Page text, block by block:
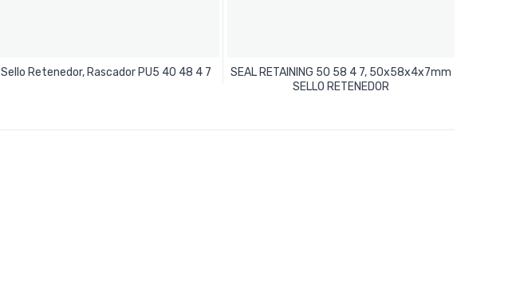
Sello Retenedor, Rascador PU5 40 48 4 7
Leer Más
SEAL RETAINING 50 58 4 7, 50x58x4x7mm
SELLO RETENEDOR
Leer Más